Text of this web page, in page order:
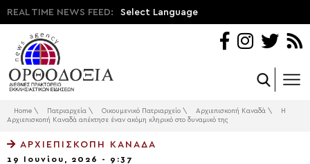
REAL TIME NEWS FEED: Select Language
Home \ Πατριαρχεία \ Οικουμενικό Πατριαρχείο \ Αρχιεπισκοπή Καναδά \
Η
Αρχιεπισκοπή Καναδά απέκτησε έναν ακόμη κληρικό στο δυναμικό της
ΑΡΧΙΕΠΙΣΚΟΠΉ ΚΑΝΑΔΆ
19 Ιουνίου, 2026 - 9:37